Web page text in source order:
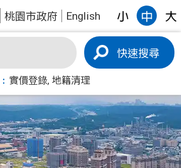
桃園市政府 English
搜尋
實價登錄 地籍清理